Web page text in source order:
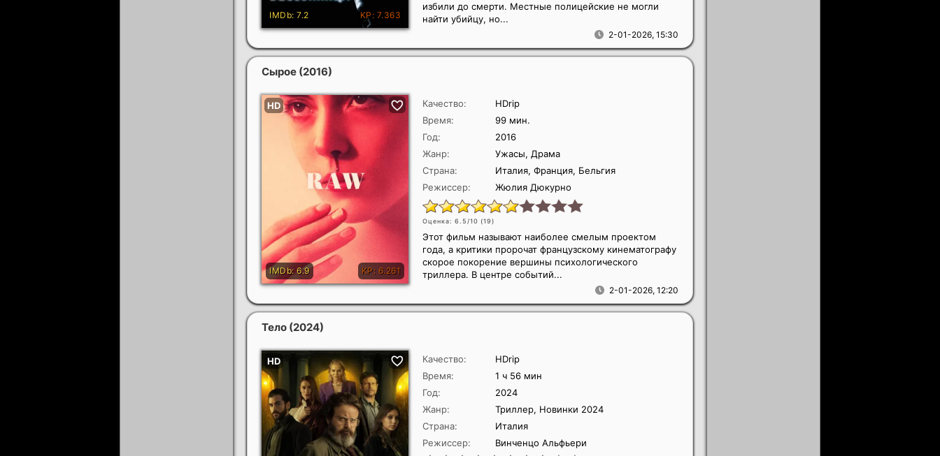
2-01-2026, 15:30
избили до смерти. Местные полицейские не могли
найти убийцу, но...
Сырое (2016)
Качество:
HDrip
Время:
99 мин.
Год:
2016
Жанр:
Ужасы, Драма
Страна:
Италия, Франция, Бельгия
Режиссер:
Жюлия Дюкурно
Оценка: 6.5/10 (19)
2-01-2026, 12:20
Этот фильм называют наиболее смелым проектом
года, а критики пророчат французскому кинематографу
скорое покорение вершины психологического
триллера. В центре событий...
Тело (2024)
Качество:
HDrip
Время:
1 ч 56 мин
Год:
2024
Жанр:
Триллер, Новинки 2024
Страна:
Италия
Режиссер:
Винченцо Альфьери